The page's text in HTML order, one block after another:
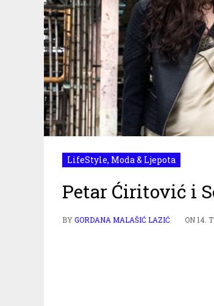
LifeStyle, Moda & Ljepota
Petar Ćiritović i
BYGORDANA MALAŠIĆ LAZIĆ ON14.